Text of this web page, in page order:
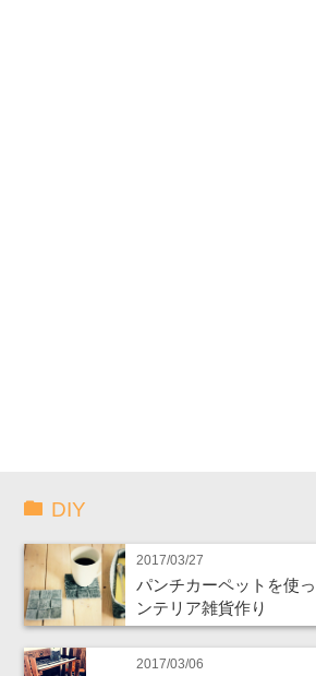
DIY
2017/03/27
パンチカーペットを使
ンテリア雑貨作り
2017/03/06